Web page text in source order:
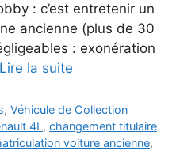
: c’est entretenir un
ancienne (plus de 30
: exonération
Lire la suite
,Véhicule de Collection
4L,changement titulaire
voiture ancienne,